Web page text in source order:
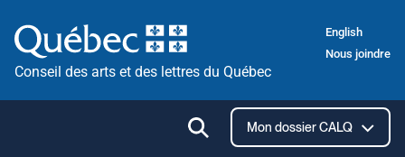
au
contenu
Conseil des arts et des lettres du Québec
English
Nous joindre
Ouvrir
la
recherche
Mon dossier CALQ